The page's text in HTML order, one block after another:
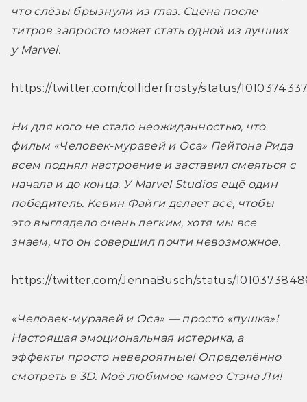
что слёзы брызнули из глаз. Сцена после
титров запросто может стать одной из лучших
у Marvel.
https://twitter.com/colliderfrosty/status/
Ни для кого не стало неожиданностью, что
фильм «Человек-муравей и Оса» Пейтона Рида
всем поднял настроение и заставил смеяться с
начала и до конца. У Marvel Studios ещё один
победитель. Кевин Файги делает всё, чтобы
это выглядело очень легким, хотя мы все
знаем, что он совершил почти невозможное.
https://twitter.com/JennaBusch/status/
«Человек-муравей и Оса» — просто «пушка»!
Настоящая эмоциональная истерика, а
эффекты просто невероятные! Определённо
смотреть в 3D. Моё любимое камео Стэна Ли!